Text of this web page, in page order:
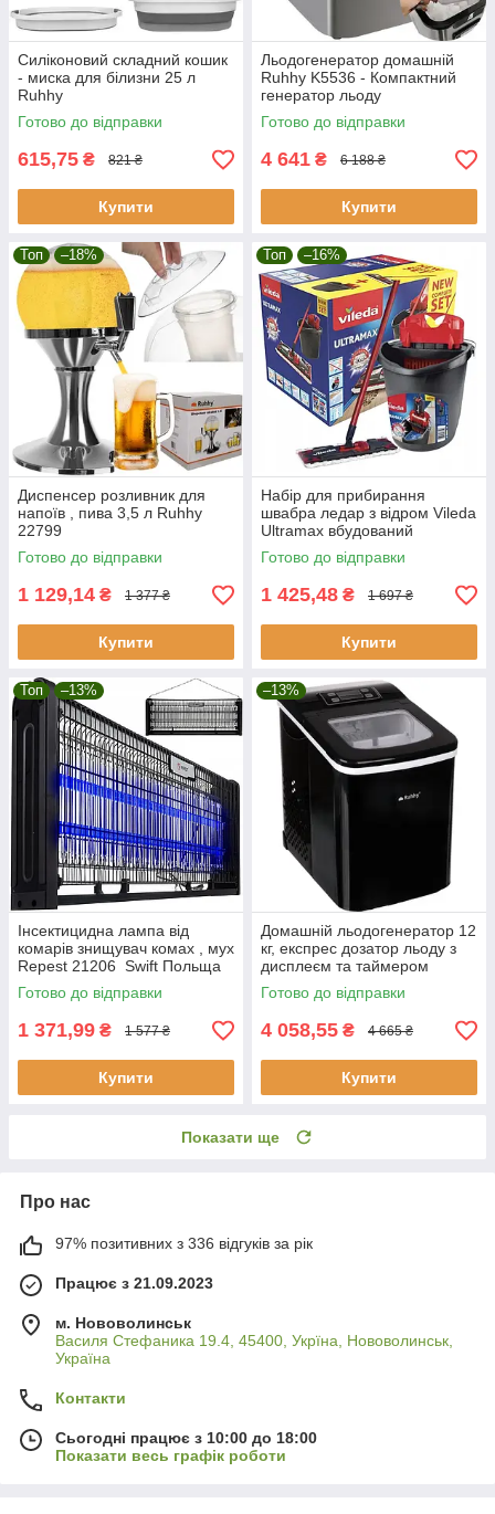
Силіконовий складний кошик
- миска для білизни 25 л
Ruhhy
Готово до відправки
615,75 ₴ 821 ₴
Купити
Льодогенератор домашній
Ruhhy K5536 - Компактний
генератор льоду
Готово до відправки
4 641 ₴ 6 188 ₴
Купити
Топ –18%
Диспенсер розливник для
напоїв , пива 3,5 л Ruhhy
22799
Готово до відправки
1 129,14 ₴ 1 377 ₴
Купити
Топ –16%
Набір для прибирання
швабра ледар з відром Vileda
Ultramax вбудований
автоматичним віджиманням
Готово до відправки
1 425,48 ₴ 1 697 ₴
Купити
Топ –13%
Інсектицидна лампа від
комарів знищувач комах , мух
Repest 21206 Swift Польща
Готово до відправки
1 371,99 ₴ 1 577 ₴
Купити
–13%
Домашній льодогенератор 12
кг, експрес дозатор льоду з
дисплеєм та таймером
Ruhhy 25565
Готово до відправки
4 058,55 ₴ 4 665 ₴
Купити
Показати ще
Про нас
97% позитивних з 336 відгуків за рік
Працює з 21.09.2023
м. Нововолинськ
Василя Стефаника 19.4, 45400, Укрїна, Нововолинськ,
Україна
Контакти
Сьогодні працює з 10:00 до 18:00
Показати весь графік роботи